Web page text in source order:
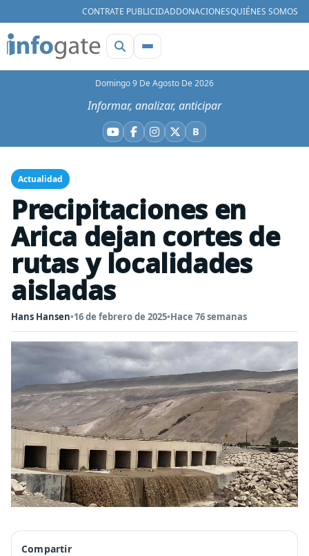
CONTRATE PUBLICIDADDONACIONESQUIÉNES SOMOS
Domingo 9 De Agosto De 2026
Informar, analizar, anticipar
YouTube
Facebook
Instagram
X BBluesky
Actualidad
Precipitaciones en
Arica dejan cortes de
rutas y localidades
aisladas
Hans Hansen•16 de febrero de 2025•Hace 76 semanas
Compartir